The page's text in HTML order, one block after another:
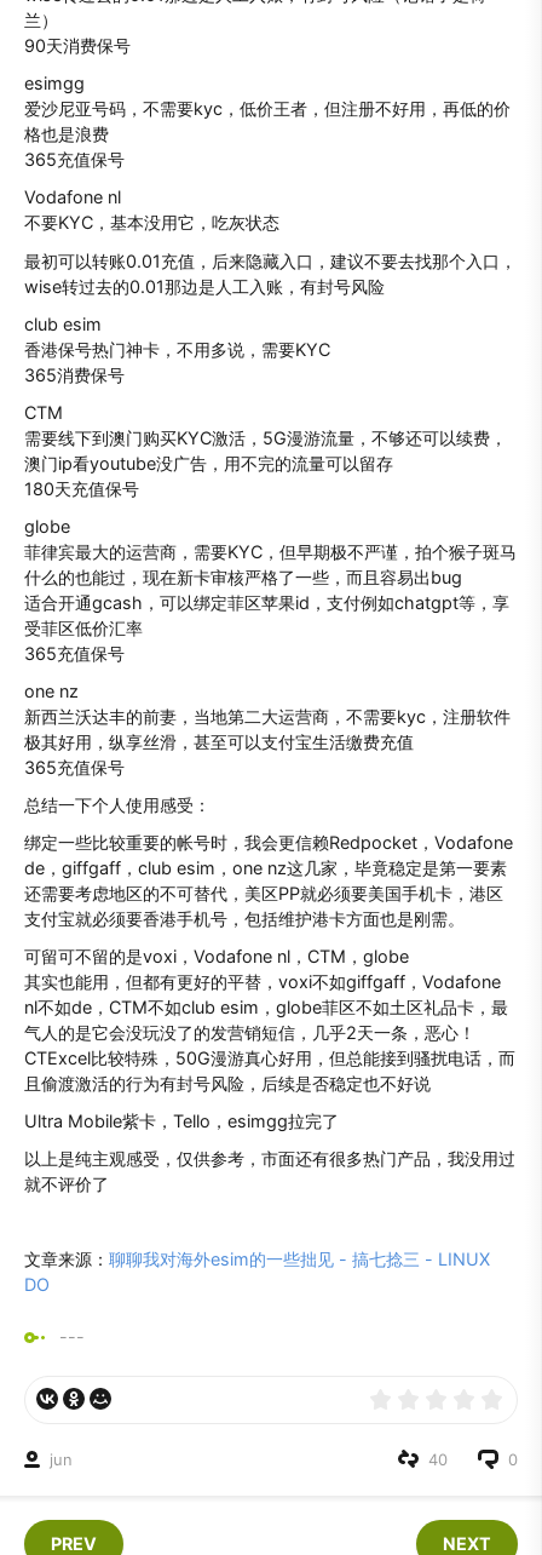
兰）
90天消费保号
esimgg
爱沙尼亚号码，不需要kyc，低价王者，但注册不好用，再低的价
格也是浪费
365充值保号
Vodafone nl
不要KYC，基本没用它，吃灰状态
最初可以转账0.01充值，后来隐藏入口，建议不要去找那个入口，
wise转过去的0.01那边是人工入账，有封号风险
club esim
香港保号热门神卡，不用多说，需要KYC
365消费保号
CTM
需要线下到澳门购买KYC激活，5G漫游流量，不够还可以续费，
澳门ip看youtube没广告，用不完的流量可以留存
180天充值保号
globe
菲律宾最大的运营商，需要KYC，但早期极不严谨，拍个猴子斑马
什么的也能过，现在新卡审核严格了一些，而且容易出bug
适合开通gcash，可以绑定菲区苹果id，支付例如chatgpt等，享
受菲区低价汇率
365充值保号
one nz
新西兰沃达丰的前妻，当地第二大运营商，不需要kyc，注册软件
极其好用，纵享丝滑，甚至可以支付宝生活缴费充值
365充值保号
总结一下个人使用感受：
绑定一些比较重要的帐号时，我会更信赖Redpocket，Vodafone
de，giffgaff，club esim，one nz这几家，毕竟稳定是第一要素
还需要考虑地区的不可替代，美区PP就必须要美国手机卡，港区
支付宝就必须要香港手机号，包括维护港卡方面也是刚需。
可留可不留的是voxi，Vodafone nl，CTM，globe
其实也能用，但都有更好的平替，voxi不如giffgaff，Vodafone
nl不如de，CTM不如club esim，globe菲区不如土区礼品卡，最
气人的是它会没玩没了的发营销短信，几乎2天一条，恶心！
CTExcel比较特殊，50G漫游真心好用，但总能接到骚扰电话，而
且偷渡激活的行为有封号风险，后续是否稳定也不好说
Ultra Mobile紫卡，Tello，esimgg拉完了
以上是纯主观感受，仅供参考，市面还有很多热门产品，我没用过
就不评价了
文章来源： 聊聊我对海外esim的一些拙见 - 搞七捻三 - LINUX
DO
---
jun 0
40
PREV NEXT